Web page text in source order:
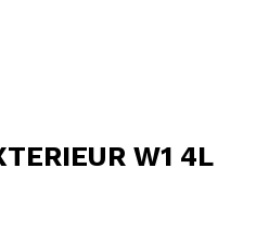
W1 4L